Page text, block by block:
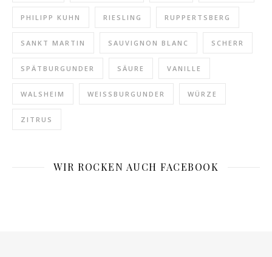
PHILIPP KUHN RIESLING RUPPERTSBERG
SANKT MARTIN SAUVIGNON BLANC SCHERR
SPÄTBURGUNDER SÄURE VANILLE
WALSHEIM WEISSBURGUNDER WÜRZE
ZITRUS
WIR ROCKEN AUCH FACEBOOK